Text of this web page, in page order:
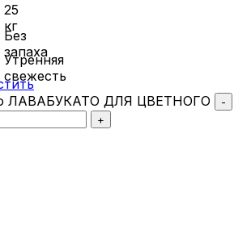
25
кг
Без
запаха
Утренняя
свежесть
ЛАВАБУКАТО ДЛЯ ЦВЕТНОГО
-
+